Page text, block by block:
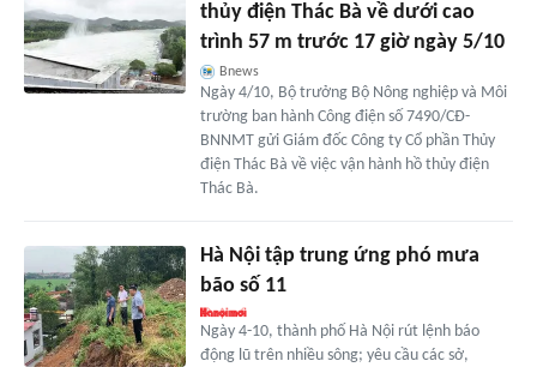
thủy điện Thác Bà về dưới cao
trình 57 m trước 17 giờ ngày 5/10
Bnews
Ngày 4/10, Bộ trưởng Bộ Nông nghiệp và Môi
trường ban hành Công điện số 7490/CĐ-
BNNMT gửi Giám đốc Công ty Cổ phần Thủy
điện Thác Bà về việc vận hành hồ thủy điện
Thác Bà.
Hà Nội tập trung ứng phó mưa
bão số 11
Ngày 4-10, thành phố Hà Nội rút lệnh báo
động lũ trên nhiều sông; yêu cầu các sở,